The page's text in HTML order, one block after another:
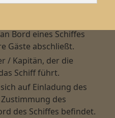
Bord eines Schiffes
Gäste abschließt.
/ Kapitän, der die
Schiff führt.
auf Einladung des
des
des Schiffes befindet.